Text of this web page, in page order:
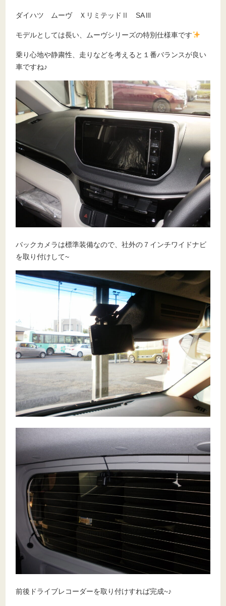
ダイハツ ムーヴ ＸリミテッドⅡ SAⅢ
モデルとしては長い、ムーヴシリーズの特別仕様車です
乗り心地や静粛性、走りなどを考えると１番バランスが良い
車ですね♪
バックカメラは標準装備なので、社外の７インチワイドナビ
を取り付けして~
前後ドライブレコーダーを取り付けすれば完成~♪